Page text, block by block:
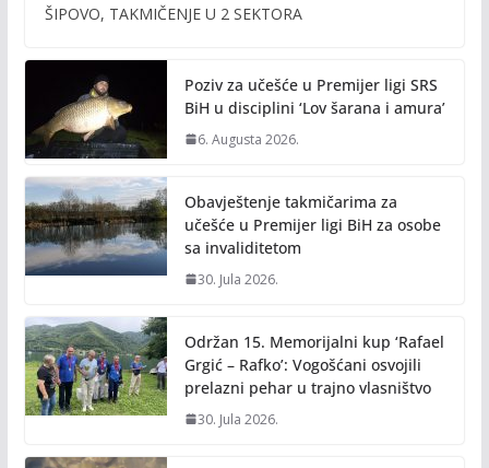
b
o
k
er l y
n
k
ŠIPOVO, TAKMIČENJE U 2 SEKTORA
Poziv za učešće u Premijer ligi SRS
BiH u disciplini ‘Lov šarana i amura’
6. Augusta 2026.
Obavještenje takmičarima za
učešće u Premijer ligi BiH za osobe
sa invaliditetom
30. Jula 2026.
Održan 15. Memorijalni kup ‘Rafael
Grgić – Rafko’: Vogošćani osvojili
prelazni pehar u trajno vlasništvo
30. Jula 2026.